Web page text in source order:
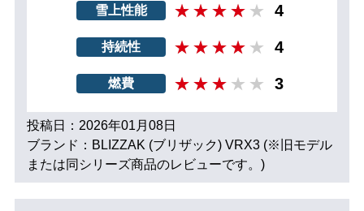
雪上性能 4
持続性 4
燃費 3
投稿日：2026年01月08日
ブランド：BLIZZAK (ブリザック) VRX3 (※旧モデル
または同シリーズ商品のレビューです。)